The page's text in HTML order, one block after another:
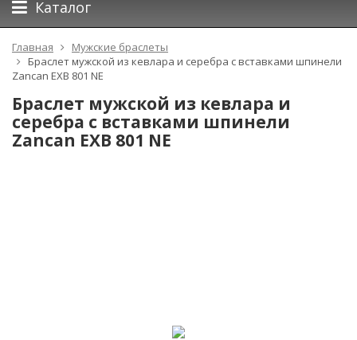
Каталог
Главная
Мужские браслеты
Браслет мужской из кевлара и серебра с вставками шпинели
Zancan EXB 801 NE
Браслет мужской из кевлара и
серебра с вставками шпинели
Zancan EXB 801 NE